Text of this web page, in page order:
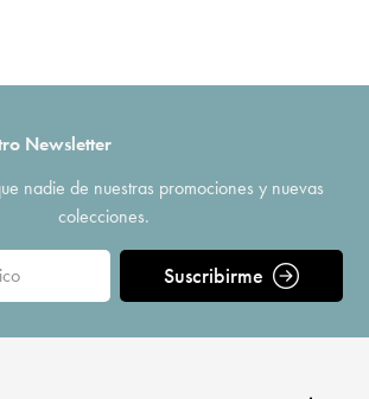
Newsletter
nadie de nuestras promociones y nuevas
colecciones.
Suscribirme